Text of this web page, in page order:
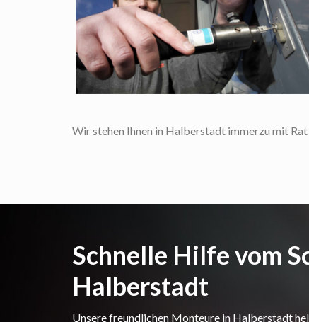
Wir stehen Ihnen in Halberstadt immerzu mit
Schnelle Hilfe vom
Halberstadt
Unsere freundlichen Monteure in Halberstadt